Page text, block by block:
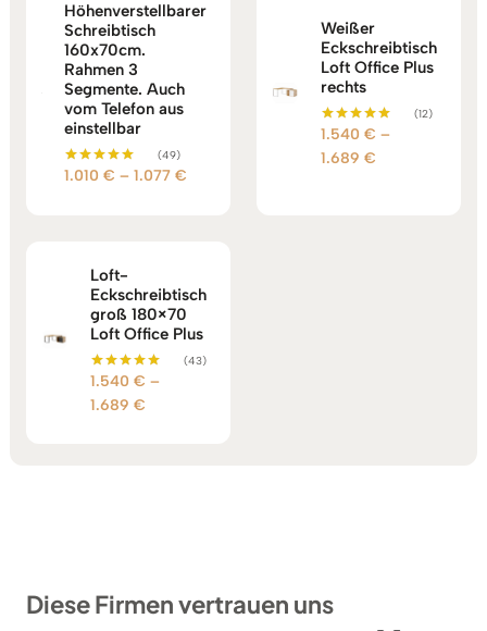
Höhenverstellbarer
Schreibtisch
160x70cm.
Rahmen 3
Segmente. Auch
vom Telefon aus
einstellbar
Bewertet mit
(49)
1.010 € – 1.077 €
Weißer
Eckschreibtisch
Loft Office Plus
rechts
Bewertet mit
von 5
(12)
1.540 € –
1.689 €
Loft-
Eckschreibtisch
groß 180×70
Loft Office Plus
Bewertet mit
von 5
(43)
1.540 € –
1.689 €
Diese Firmen vertrauen uns